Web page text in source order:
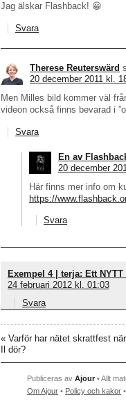
Jag älskar Flashback! 😀
Svara
Therese Reuterswärd
20 december 2011 kl.
Men Milles bild kommer väl
videon också finns bevarad i
Svara
En av
20 december
Här finns mer info om
https://
Svara
Exempel 4 | terja: Ett
24 februari 2012 kl. 01:03
Svara
« Varför har nätet skrattfest
Il dör?
Publiceras av Ajour • Allt
Om Ajour • Policy och kakor •